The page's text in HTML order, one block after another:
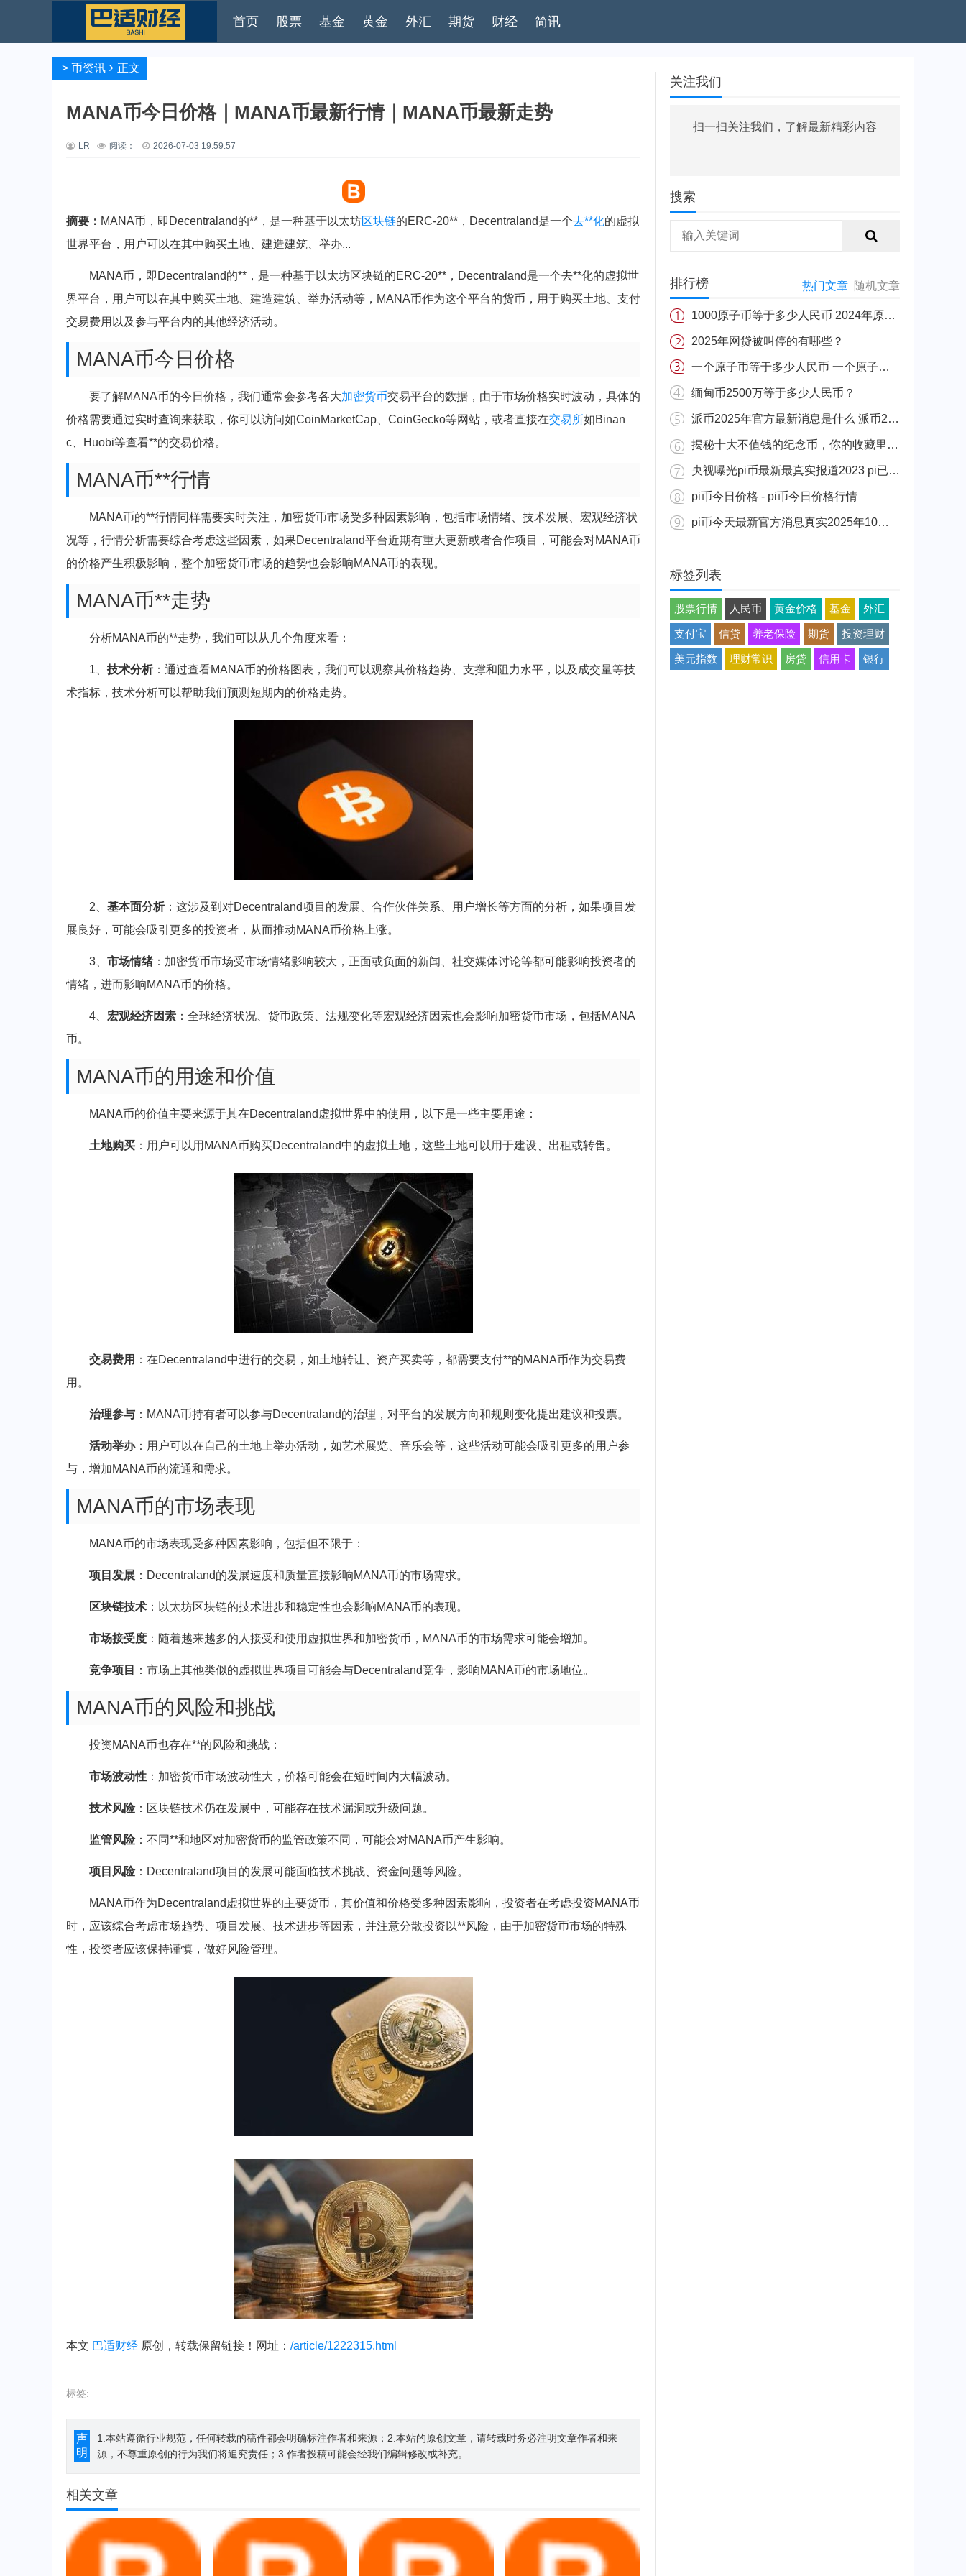
首页 股票 基金 黄金 外汇 期货 财经 简讯
> 币资讯 正文
MANA币今日价格｜MANA币最新行情｜MANA币最新走势
LR 阅读： 2026-07-03 19:59:57
摘要： MANA币，即Decentraland的**，是一种基于以太坊区块链的ERC-20**，Decentraland是一个去**化的虚拟
世界平台，用户可以在其中购买土地、建造建筑、举办...
MANA币，即Decentraland的**，是一种基于以太坊区块链的ERC-20**，Decentraland是一个去**化的虚拟世
界平台，用户可以在其中购买土地、建造建筑、举办活动等，MANA币作为这个平台的货币，用于购买土地、支付
交易费用以及参与平台内的其他经济活动。
MANA币今日价格
要了解MANA币的今日价格，我们通常会参考各大加密货币交易平台的数据，由于市场价格实时波动，具体的
价格需要通过实时查询来获取，你可以访问如CoinMarketCap、CoinGecko等网站，或者直接在交易所如Binan
c、Huobi等查看**的交易价格。
MANA币**行情
MANA币的**行情同样需要实时关注，加密货币市场受多种因素影响，包括市场情绪、技术发展、宏观经济状
况等，行情分析需要综合考虑这些因素，如果Decentraland平台近期有重大更新或者合作项目，可能会对MANA币
的价格产生积极影响，整个加密货币市场的趋势也会影响MANA币的表现。
MANA币**走势
分析MANA币的**走势，我们可以从几个角度来看：
1、 技术分析：通过查看MANA币的价格图表，我们可以观察其价格趋势、支撑和阻力水平，以及成交量等技
术指标，技术分析可以帮助我们预测短期内的价格走势。
2、 基本面分析：这涉及到对Decentraland项目的发展、合作伙伴关系、用户增长等方面的分析，如果项目发
展良好，可能会吸引更多的投资者，从而推动MANA币价格上涨。
3、 市场情绪 ：加密货币市场受市场情绪影响较大，正面或负面的新闻、社交媒体讨论等都可能影响投资者的
情绪，进而影响MANA币的价格。
4、 宏观经济因素 ：全球经济状况、货币政策、法规变化等宏观经济因素也会影响加密货币市场，包括MANA
币。
MANA币的用途和价值
MANA币的价值主要来源于其在Decentraland虚拟世界中的使用，以下是一些主要用途：
土地购买 ：用户可以用MANA币购买Decentraland中的虚拟土地，这些土地可以用于建设、出租或转售。
交易费用 ：在Decentraland中进行的交易，如土地转让、资产买卖等，都需要支付**的MANA币作为交易费
用。
治理参与 ：MANA币持有者可以参与Decentraland的治理，对平台的发展方向和规则变化提出建议和投票。
活动举办：用户可以在自己的土地上举办活动，如艺术展览、音乐会等，这些活动可能会吸引更多的用户参
与，增加MANA币的流通和需求。
MANA币的市场表现
MANA币的市场表现受多种因素影响，包括但不限于：
项目发展 ：Decentraland的发展速度和质量直接影响MANA币的市场需求。
区块链技术 ：以太坊区块链的技术进步和稳定性也会影响MANA币的表现。
市场接受度 ：随着越来越多的人接受和使用虚拟世界和加密货币，MANA币的市场需求可能会增加。
竞争项目 ：市场上其他类似的虚拟世界项目可能会与Decentraland竞争，影响MANA币的市场地位。
MANA币的风险和挑战
投资MANA币也存在**的风险和挑战：
市场波动性 ：加密货币市场波动性大，价格可能会在短时间内大幅波动。
技术风险：区块链技术仍在发展中，可能存在技术漏洞或升级问题。
监管风险：不同**和地区对加密货币的监管政策不同，可能会对MANA币产生影响。
项目风险：Decentraland项目的发展可能面临技术挑战、资金问题等风险。
MANA币作为Decentraland虚拟世界的主要货币，其价值和价格受多种因素影响，投资者在考虑投资MANA币
时，应该综合考虑市场趋势、项目发展、技术进步等因素，并注意分散投资以**风险，由于加密货币市场的特殊
性，投资者应该保持谨慎，做好风险管理。
本文 巴适财经 原创，转载保留链接！网址： /article/1222315.html
标签:
声
明
1.本站遵循行业规范，任何转载的稿件都会明确标注作者和来源；2.本站的原创文章，请转载时务必注明文章作者和来
源，不尊重原创的行为我们将追究责任；3.作者投稿可能会经我们编辑修改或补充。
相关文章
关注我们
扫一扫关注我们，了解最新精彩内容
搜索
排行榜 热门文章 随机文章
1000原子币等于多少人民币 2024年原子币最新价格介绍一览
2025年网贷被叫停的有哪些？
一个原子币等于多少人民币 一个原子币价格介绍
缅甸币2500万等于多少人民币？
派币2025年官方最新消息是什么 派币2025年官方最新消息真实分享
揭秘十大不值钱的纪念币，你的收藏里有吗？
央视曝光pi币最新最真实报道2023 pi已经成功了是真的吗（假的）
pi币今日价格 - pi币今日价格行情
pi币今天最新官方消息真实2025年10月 派币今天最新消息介绍
标签列表
股票行情 人民币 黄金价格 基金 外汇
支付宝 信贷 养老保险 期货 投资理财
美元指数 理财常识 房贷 信用卡 银行